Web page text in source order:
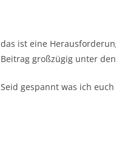
das ist eine
Beitrag großzügig unter
Seid gespannt was ich